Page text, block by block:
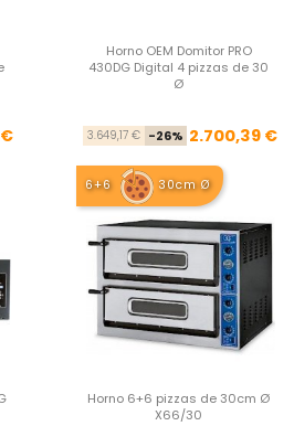
base
Horno OEM Domitor PRO
430DG Digital 4 pizzas de 30
Ø
3.649,17 € -26% 2.700,39 €
6+6 30cm Ø
Horno 6+6 pizzas de 30cm Ø
X66/30